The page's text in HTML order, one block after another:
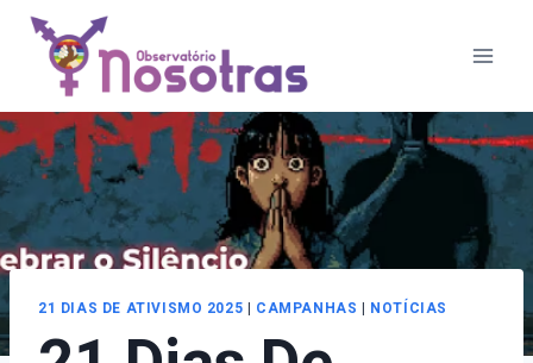
Pular
Conteúdo
21 DIAS DE ATIVISMO 2025 | CAMPANHAS | NOTÍCIAS